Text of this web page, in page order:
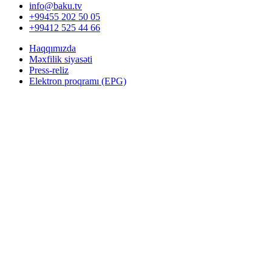
info@baku.tv
+99455 202 50 05
+99412 525 44 66
Haqqımızda
Məxfilik siyasəti
Press-reliz
Elektron proqramı (EPG)